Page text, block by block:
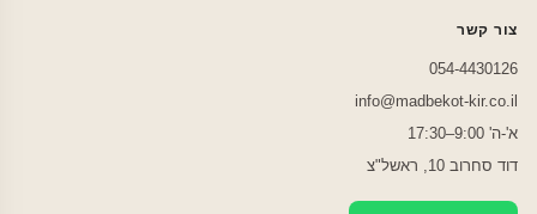
צור קשר
054-4430126
info@madbekot-kir.co.il
א'-ה' 9:00–17:30
דוד סחרוב 10, ראשל"צ